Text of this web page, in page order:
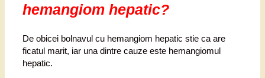
hemangiom hepatic?
De obicei bolnavul cu hemangiom hepatic stie ca are
ficatul marit, iar una dintre cauze este hemangiomul
hepatic.